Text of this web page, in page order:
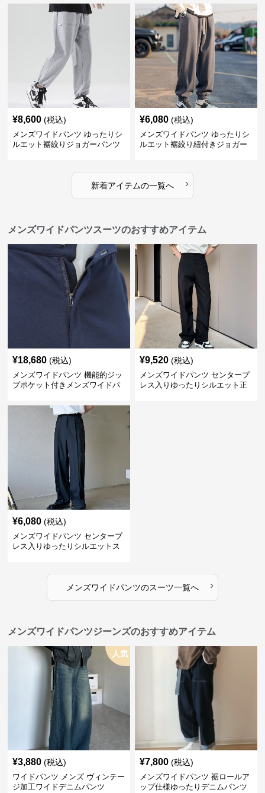
¥8,600 (税込)
メンズワイドパンツ ゆったりシ
ルエット裾絞りジョガーパンツ
¥6,080 (税込)
メンズワイドパンツ ゆったりシ
ルエット裾絞り紐付きジョガー
新着アイテムの一覧へ ›
メンズワイドパンツスーツのおすすめアイテム
¥18,680 (税込)
メンズワイドパンツ 機能的ジッ
プポケット付きメンズワイドパ
¥9,520 (税込)
メンズワイドパンツ センタープ
レス入りゆったりシルエット正
¥6,080 (税込)
メンズワイドパンツ センタープ
レス入りゆったりシルエットス
メンズワイドパンツのスーツ一覧へ ›
メンズワイドパンツジーンズのおすすめアイテム
人気
¥3,880 (税込)
ワイドパンツ メンズ ヴィンテー
ジ加工ワイドデニムパンツ
¥7,800 (税込)
メンズワイドパンツ 裾ロールア
ップ仕様ゆったりデニムパンツ